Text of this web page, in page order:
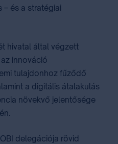
és a stratégiai
hivatal által végzett
innováció
tulajdonhoz fűződő
a digitális átalakulás
növekvő jelentősége
delegációja rövid